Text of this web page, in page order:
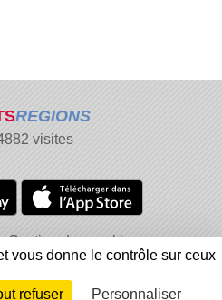
REGIONS
visites
Gestion des cookies
un contenu inapproprié
Connexion
vous donne le contrôle sur ceux
refuser Personnaliser